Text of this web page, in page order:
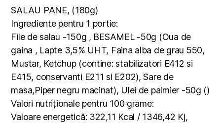
SALAU PANE, (180g)
Ingrediente pentru 1 portie:
File de salau -150g , BESAMEL -50g (Oua de
gaina , Lapte 3,5% UHT, Faina alba de grau 550,
Mustar, Ketchup (contine: stabilizatori E412 si
E415, conservanti E211 si E202), Sare de
masa,Piper negru macinat), Ulei de palmier -50g ()
Valori nutriționale pentru 100 grame:
Valoare energetică: 322,11 Kcal / 1346,42 Kj,